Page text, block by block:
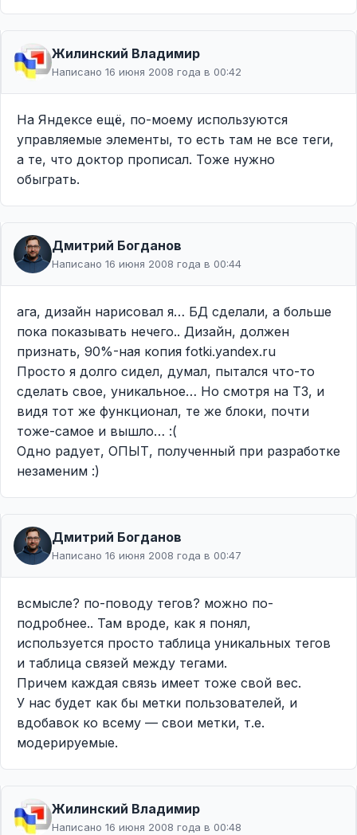
Жилинcкий Владимир
Написано 16 июня 2008 года в 00:42
На Яндексе ещё, по-моему используются
управляемые элементы, то есть там не все теги,
а те, что доктор прописал. Тоже нужно
обыграть.
Дмитрий Богданов
Написано 16 июня 2008 года в 00:44
ага, дизайн нарисовал я… БД сделали, а больше
пока показывать нечего.. Дизайн, должен
признать, 90%-ная копия fotki.yandex.ru
Просто я долго сидел, думал, пытался что-то
сделать свое, уникальное… Но смотря на ТЗ, и
видя тот же функционал, те же блоки, почти
тоже-самое и вышло… :(
Одно радует, ОПЫТ, полученный при разработке
незаменим :)
Дмитрий Богданов
Написано 16 июня 2008 года в 00:47
всмысле? по-поводу тегов? можно по-
подробнее.. Там вроде, как я понял,
используется просто таблица уникальных тегов
и таблица связей между тегами.
Причем каждая связь имеет тоже свой вес.
У нас будет как бы метки пользователей, и
вдобавок ко всему — свои метки, т.е.
модерируемые.
Жилинcкий Владимир
Написано 16 июня 2008 года в 00:48